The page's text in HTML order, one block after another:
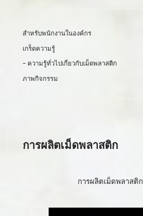
สำหรับพนักงานในองค์กร
เกร็ดความรู้
- ความรู้ทั่วไปเกี่ยวกับเม็ดพลาสติก
ภาพกิจกรรม
การผลิตเม็ดพลาสติก
การผลิตเม็ดพลาสติก